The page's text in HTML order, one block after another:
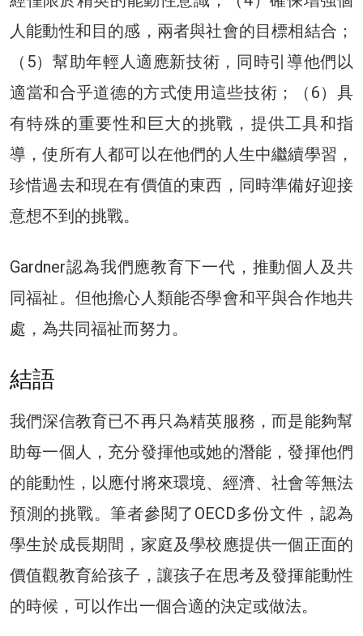
人能動性和目的感，兩者與社會的目標相結合；
（5）幫助年輕人適應新技術，同時引導他們以
適當和合乎道德的方式使用這些技術；（6）具
有特殊的重要性和巨大的挑戰，提供工具和指
導，使所有人都可以在他們的人生中繼續學習，
珍惜過去和現在有價值的東西，同時準備好迎接
意想不到的挑戰。
Gardner認為我們應教育下一代，推動個人及共
同福祉。但他擔心人類能否學會和平與合作地共
處，為共同福祉而努力。
結語
我們深信教育已不再只為精英服務，而是能夠幫
助每一個人，充分發揮他或她的潛能，發揮他們
的能動性，以應付將來環境、經濟、社會等無法
預測的挑戰。筆者參閱了OECD多份文件，認為
學生於成長期間，家庭及學校應提供一個正面的
價值觀教育給孩子，讓孩子在思考及發揮能動性
的時候，可以作出一個合適的決定或做法。